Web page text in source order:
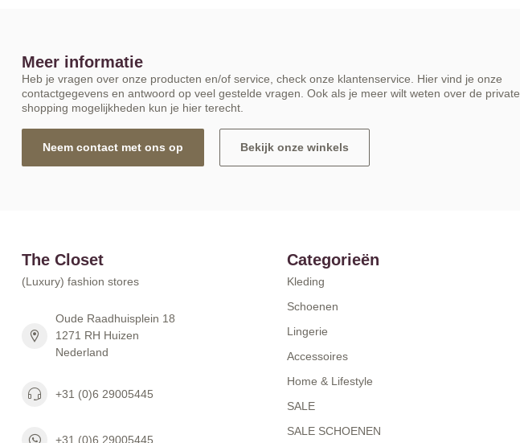
Meer informatie
Heb je vragen over onze producten en/of service, check onze klantenservice. Hier vind je onze
contactgegevens en antwoord op veel gestelde vragen. Ook als je meer wilt weten over de private
shopping mogelijkheden kun je hier terecht.
Neem contact met ons op Bekijk onze winkels
The Closet
(Luxury) fashion stores
Oude Raadhuisplein 18
1271 RH Huizen
Nederland
+31 (0)6 29005445
+31 (0)6 29005445
Categorieën
Kleding
Schoenen
Lingerie
Accessoires
Home & Lifestyle
SALE
SALE SCHOENEN